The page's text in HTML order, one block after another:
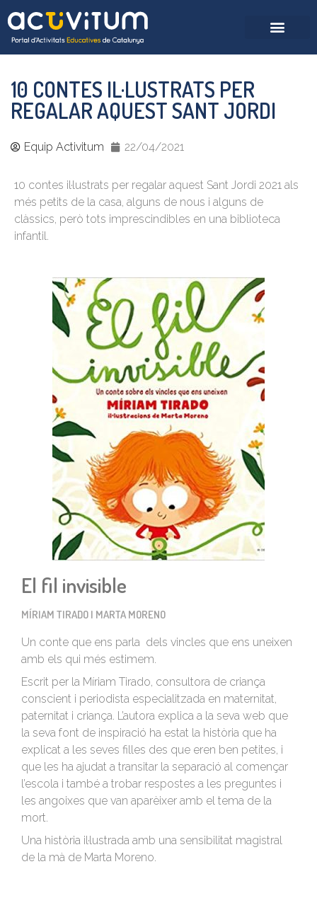
10 CONTES IL·LUSTRATS PER
REGALAR AQUEST SANT JORDI
Equip Activitum 22/04/2021
10 contes il·lustrats per regalar aquest Sant Jordi 2021 als
més petits de la casa, alguns de nous i alguns de
clàssics, però tots imprescindibles en una biblioteca
infantil.
El fil invisible
MÍRIAM TIRADO I MARTA MORENO
Un conte que ens parla dels vincles que ens uneixen
amb els qui més estimem.
Escrit per la Míriam Tirado, consultora de criança
conscient i periodista especialitzada en maternitat,
paternitat i criança. L’autora explica a la seva web que
la seva font de inspiració ha estat la història que ha
explicat a les seves filles des que eren ben petites, i
que les ha ajudat a transitar la separació al començar
l’escola i també a trobar respostes a les preguntes i
les angoixes que van aparèixer amb el tema de la
mort.
Una història il·lustrada amb una sensibilitat magistral
de la mà de Marta Moreno.